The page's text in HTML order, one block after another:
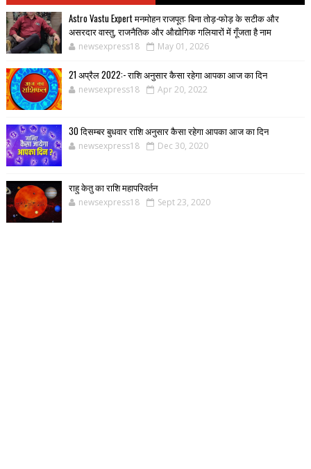
Astro Vastu Expert मनमोहन राजपूत: बिना तोड़-फोड़ के सटीक और
असरदार वास्तु, राजनैतिक और औद्योगिक गलियारों में गूँजता है नाम
newsexpress18 May 01, 2026
21 अप्रैल 2022:- राशि अनुसार कैसा रहेगा आपका आज का दिन
newsexpress18 Apr 20, 2022
30 दिसम्बर बुधवार राशि अनुसार कैसा रहेगा आपका आज का दिन
newsexpress18 Dec 30, 2020
राहु केतु का राशि महापरिवर्तन
newsexpress18 Sept 23, 2020